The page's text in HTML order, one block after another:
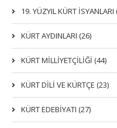
19. YÜZYIL KÜRT İSYANLARI
KÜRT AYDINLARI (26)
KÜRT MİLLİYETÇİLİĞİ (44)
KÜRT DİLİ VE KÜRTÇE (23)
KÜRT EDEBİYATI (27)